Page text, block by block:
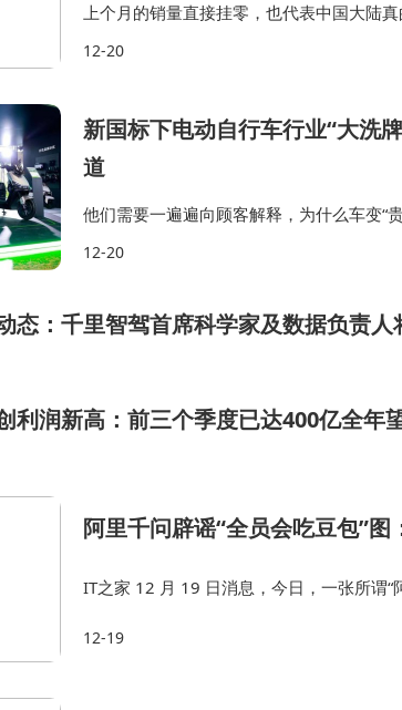
上个月的销量直接挂零，也代表中国大陆
在个位数徘徊。有消息说，配置方面提升
12-20
新国标下电动自行车行业“大洗
道
他们需要一遍遍向顾客解释，为什么车变“
增加，解释新规、说服顾客接受新的产品
12-20
态：千里智驾首席科学家及数据负责人
利润新高：前三个季度已达400亿全年
阿里千问辟谣“全员会吃豆包”
IT之家 12 月 19 日消息，今日，一张所谓“
ogo 和工牌全是错…
12-19